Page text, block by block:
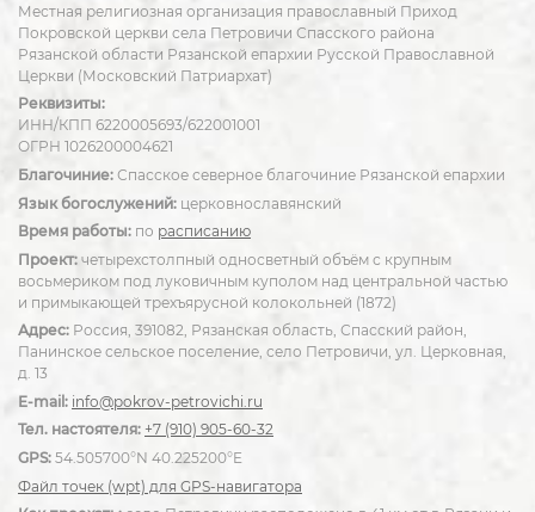
Местная религиозная организация православный Приход
Покровской церкви села Петровичи Спасского района
Рязанской области Рязанской епархии Русской Православной
Церкви (Московский Патриархат)
Реквизиты:
ИНН/КПП 6220005693/622001001
ОГРН 1026200004621
Благочиние: Спасское северное благочиние Рязанской епархии
Язык богослужений: церковнославянский
Время работы: по расписанию
Проект: четырехстолпный односветный объём с крупным
восьмериком под луковичным куполом над центральной частью
и примыкающей трехъярусной колокольней (1872)
Адрес: Россия, 391082, Рязанская область, Спасский район,
Панинское сельское поселение, село Петровичи, ул. Церковная,
д. 13
E-mail: info@pokrov-petrovichi.ru
Тел. настоятеля: +7 (910) 905-60-32
GPS: 54.505700°N 40.225200°E
Файл точек (wpt) для GPS-навигатора